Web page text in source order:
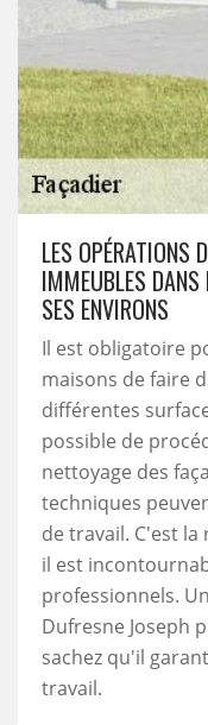
LES OPÉRATIONS
IMMEUBLES DANS
SES ENVIRONS
Il est obligatoire
maisons de faire
différentes
possible de
nettoyage des
techniques
de travail. C'est
il est
professionnels.
Dufresne Joseph
sachez qu'il
travail.